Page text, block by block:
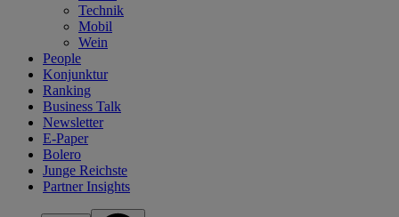
Technik
Mobil
Wein
People
Konjunktur
Ranking
Business Talk
Newsletter
E-Paper
Bolero
Junge Reichste
Partner Insights